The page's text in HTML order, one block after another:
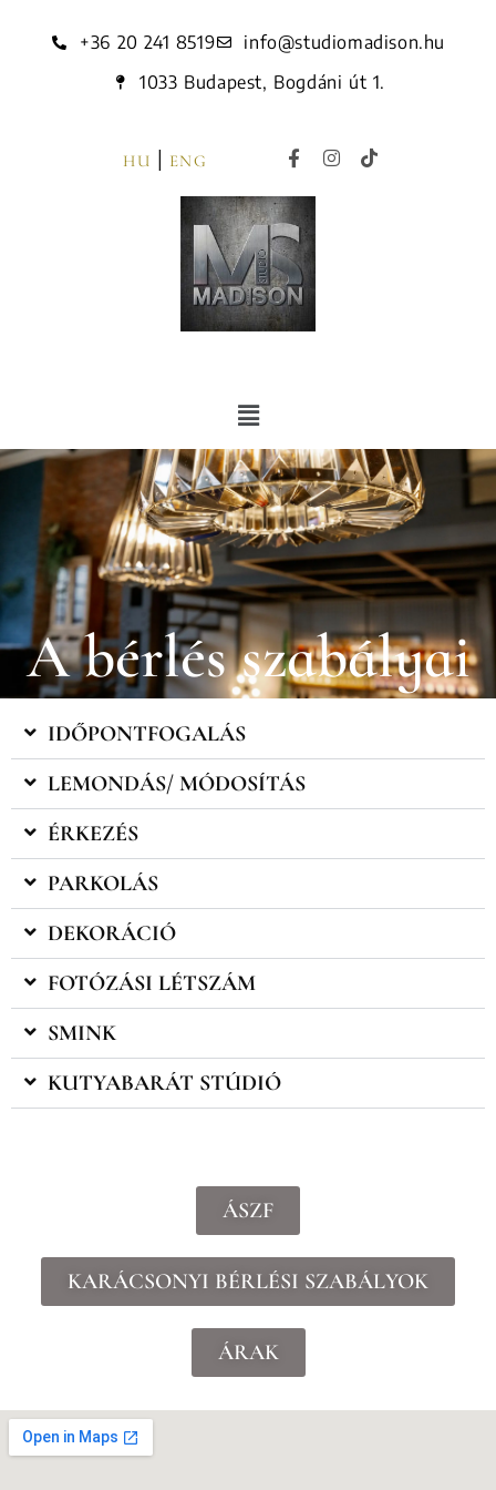
+36 20 241 8519
info@studiomadison.hu
1033 Budapest, Bogdáni út 1.
HU ENG
A bérlés szabályai
IDŐPONTFOGALÁS
LEMONDÁS/ MÓDOSÍTÁS
ÉRKEZÉS
PARKOLÁS
DEKORÁCIÓ
FOTÓZÁSI LÉTSZÁM
SMINK
KUTYABARÁT STÚDIÓ
ÁSZF
KARÁCSONYI BÉRLÉSI SZABÁLYOK
ÁRAK